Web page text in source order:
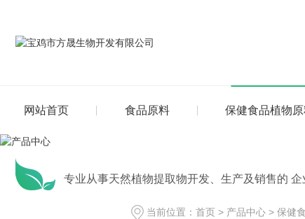
网站首页 食品原料 保健食品植物
专业从事天然植物提取物开发、生产及销售的 企
当前位置： 首页 > 产品中心 > 保健